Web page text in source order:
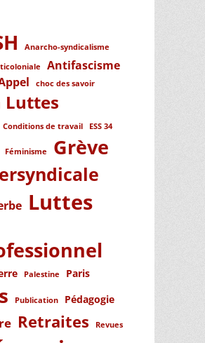
Anarcho-syndicalisme
Antifascisme
choc des savoir
Luttes
Conditions de travail ESS 34
Féminisme Grève
Luttes
Palestine Paris
Publication Pédagogie
Retraites Revues